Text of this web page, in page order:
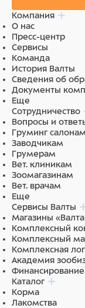
Компания
О нас
Пресс-центр
Сервисы
Команда
История Валты
Сведения об
Документы
Еще
Сотрудничество
Вопросы и
Груминг салонам
Заводчикам
Грумерам
Вет. клиникам
Зоомагазинам
Вет. врачам
Еще
Сервисы Валты
Магазины
Комплексный
Комплексный
Комплексная
Академия
Каталог
Корма
Лакомства